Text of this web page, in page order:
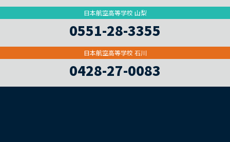
日本航空高等学校 山梨
0551-28-3355
日本航空高等学校 石川
0428-27-0083